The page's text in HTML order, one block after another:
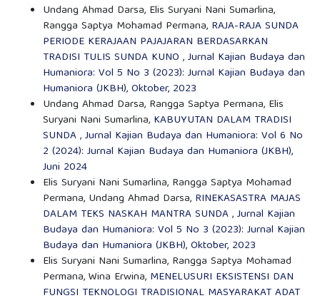
Undang Ahmad Darsa, Elis Suryani Nani Sumarlina,
Rangga Saptya Mohamad Permana, RAJA-RAJA SUNDA
PERIODE KERAJAAN PAJAJARAN BERDASARKAN
TRADISI TULIS SUNDA KUNO ,Jurnal Kajian Budaya dan
Humaniora: Vol 5 No 3 (2023): Jurnal Kajian Budaya dan
Humaniora (JKBH), Oktober, 2023
Undang Ahmad Darsa, Rangga Saptya Permana, Elis
Suryani Nani Sumarlina, KABUYUTAN DALAM TRADISI
SUNDA,Jurnal Kajian Budaya dan Humaniora: Vol 6 No
2 (2024): Jurnal Kajian Budaya dan Humaniora (JKBH),
Juni 2024
Elis Suryani Nani Sumarlina, Rangga Saptya Mohamad
Permana, Undang Ahmad Darsa, RINEKASASTRA MAJAS
DALAM TEKS NASKAH MANTRA SUNDA,Jurnal Kajian
Budaya dan Humaniora: Vol 5 No 3 (2023): Jurnal Kajian
Budaya dan Humaniora (JKBH), Oktober, 2023
Elis Suryani Nani Sumarlina, Rangga Saptya Mohamad
Permana, Wina Erwina, MENELUSURI EKSISTENSI DAN
FUNGSI TEKNOLOGI TRADISIONAL MASYARAKAT ADAT